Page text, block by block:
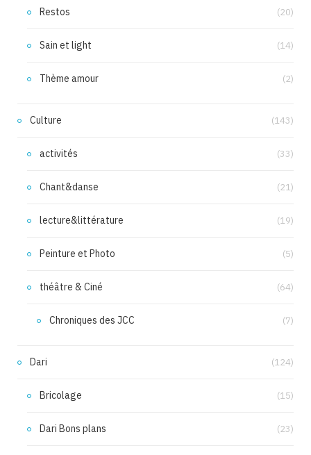
Restos (20)
Sain et light (14)
Thème amour (2)
Culture (143)
activités (33)
Chant&danse (21)
lecture&littérature (19)
Peinture et Photo (5)
théâtre & Ciné (64)
Chroniques des JCC (7)
Dari (124)
Bricolage (15)
Dari Bons plans (23)